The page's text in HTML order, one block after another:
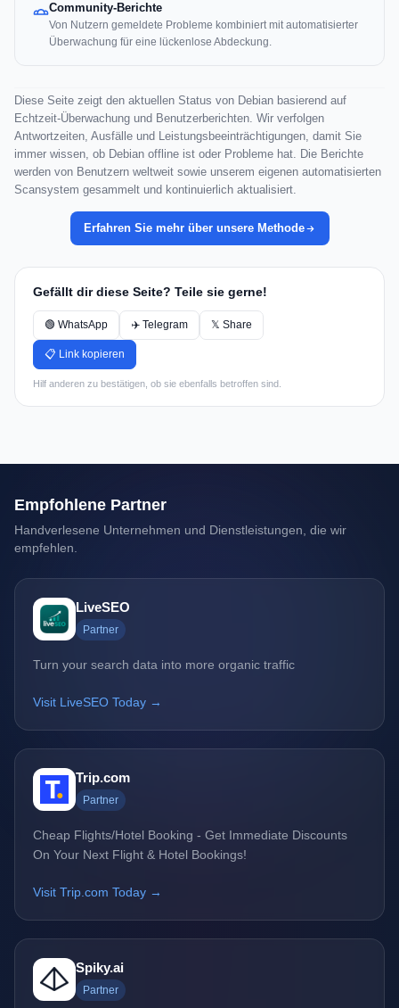
Community-Berichte
Von Nutzern gemeldete Probleme kombiniert mit automatisierter
Überwachung für eine lückenlose Abdeckung.
Diese Seite zeigt den aktuellen Status von Debian basierend auf
Echtzeit-Überwachung und Benutzerberichten. Wir verfolgen
Antwortzeiten, Ausfälle und Leistungsbeeinträchtigungen, damit Sie
immer wissen, ob Debian offline ist oder Probleme hat. Die Berichte
werden von Benutzern weltweit sowie unserem eigenen automatisierten
Scansystem gesammelt und kontinuierlich aktualisiert.
Erfahren Sie mehr über unsere Methode
Gefällt dir diese Seite? Teile sie gerne!
🟢 WhatsApp ✈️ Telegram 𝕏 Share
📋 Link kopieren
Hilf anderen zu bestätigen, ob sie ebenfalls betroffen sind.
Empfohlene Partner
Handverlesene Unternehmen und Dienstleistungen, die wir
empfehlen.
LiveSEO
Partner
Turn your search data into more organic traffic
Visit LiveSEO Today →
Trip.com
Partner
Cheap Flights/Hotel Booking - Get Immediate Discounts
On Your Next Flight & Hotel Bookings!
Visit Trip.com Today →
Spiky.ai
Partner